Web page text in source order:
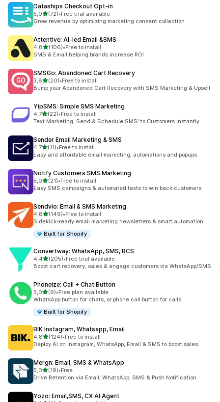
Dataships Checkout Opt‑in
5,0/ 5 tähteä
(72)
72 arvostelua yhteensä
•Free trial available
Grow revenue by optimizing marketing consent collection
Attentive: AI‑led Email &SMS
4,8/ 5 tähteä
(106)
106 arvostelua yhteensä
•Free to install
SMS & Email helping brands increase ROI
SMSGo: Abandoned Cart Recovery
3,8/ 5 tähteä
(20)
20 arvostelua yhteensä
•Free to install
Bump your Abandoned Cart Recovery with SMS Marketing & Upsell
YipSMS: Simple SMS Marketing
4,7/ 5 tähteä
(22)
22 arvostelua yhteensä
•Free to install
Text Marketing, Send & Schedule SMS' to Customers Instantly
Sender Email Marketing & SMS
4,7/ 5 tähteä
(11)
11 arvostelua yhteensä
•Free to install
Easy and affordable email marketing, automations and popups
Notify Customers SMS Marketing
5,0/ 5 tähteä
(21)
21 arvostelua yhteensä
•Free to install
Easy SMS campaigns & automated texts to win back customers
Sendvio: Email & SMS Marketing
4,8/ 5 tähteä
(149)
149 arvostelua yhteensä
•Free to install
Sidekick-ready email marketing newsletters & smart automation.
Built for Shopify
Convertway: WhatsApp, SMS, RCS
4,4/ 5 tähteä
(205)
205 arvostelua yhteensä
•Free trial available
Boost cart recovery, sales & engage customers via WhatsApp/SMS
Phoneize: Call + Chat Button
5,0/ 5 tähteä
(9)
9 arvostelua yhteensä
•Free plan available
WhatsApp button for chats, or phone call button for calls
Built for Shopify
BIK Instagram, Whatsapp, Email
4,8/ 5 tähteä
(124)
124 arvostelua yhteensä
•Free to install
Deploy AI on Instagram, WhatsApp, Email & SMS to boost sales.
Mergn: Email, SMS & WhatsApp
5,0/ 5 tähteä
(19)
19 arvostelua yhteensä
•Free
Drive Retention via Email, WhatsApp, SMS & Push Notification
Yozo: Email,SMS, CX AI Agent